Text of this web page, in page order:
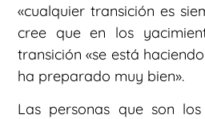
«cualquier transición es
cree que en los
transición «se está
ha preparado muy bien».
Las personas que son